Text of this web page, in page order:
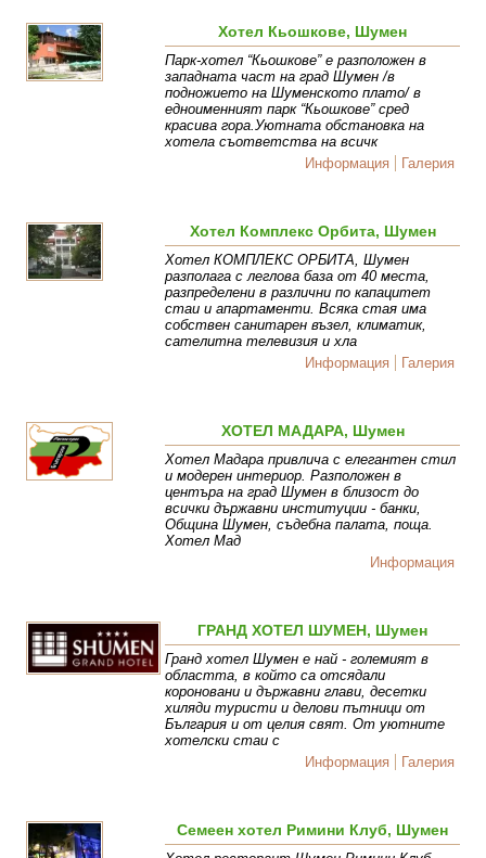
Хотел Кьошкове, Шумен
Парк-хотел “Кьошкове” е разположен в
западната част на град Шумен /в
подножието на Шуменското плато/ в
едноименният парк “Кьошкове” сред
красива гора.Уютната обстановка на
хотела съответства на всичк
Информация
Галерия
Хотел Комплекс Орбита, Шумен
Хотел КОМПЛЕКС ОРБИТА, Шумен
разполага с леглова база от 40 места,
разпределени в различни по капацитет
стаи и апартаменти. Всяка стая има
собствен санитарен възел, климатик,
сателитна телевизия и хла
Информация
Галерия
ХОТЕЛ МАДАРА, Шумен
Хотел Мадара привлича с елегантен стил
и модерен интериор. Разположен в
центъра на град Шумен в близост до
всички държавни институции - банки,
Община Шумен, съдебна палата, поща.
Хотел Мад
Информация
ГРАНД ХОТЕЛ ШУМЕН, Шумен
Гранд хотел Шумен е най - големият в
областта, в който са отсядали
короновани и държавни глави, десетки
хиляди туристи и делови пътници от
България и от целия свят. От уютните
хотелски стаи с
Информация
Галерия
Семеен хотел Римини Клуб, Шумен